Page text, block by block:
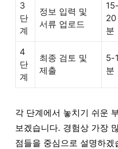
3
단
계
정보 입력 및
서류 업로드
15-
20
분
4
단
계
최종 검토 및
제출
5-
분
각 단계에서 놓치기 쉬운
보겠습니다. 경험상 가장
점들을 중심으로 설명하겠